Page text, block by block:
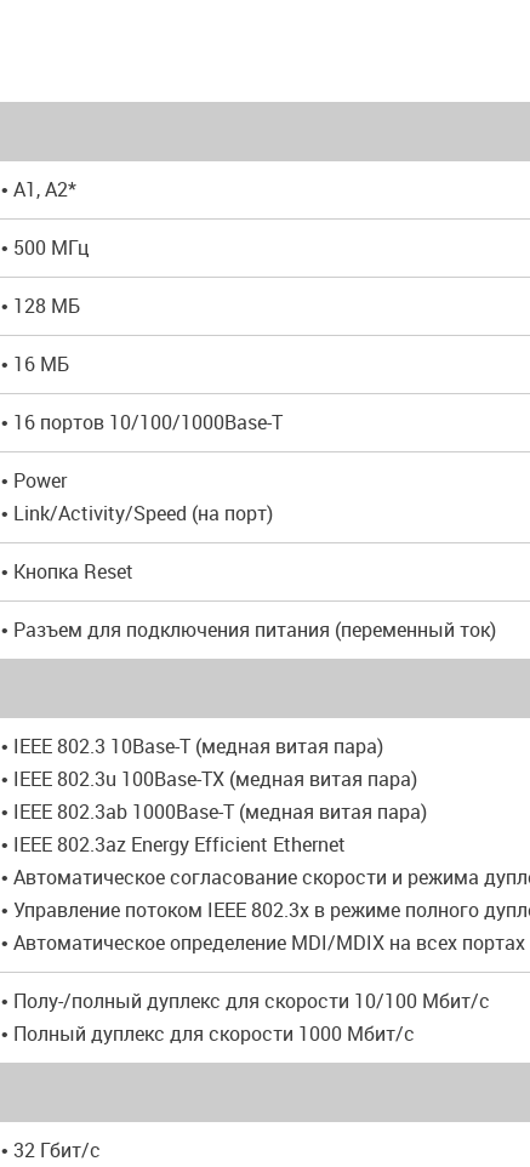
• A1, A2*
• 500 МГц
• 128 МБ
• 16 МБ
• 16 портов 10/100/1000Base-T
• Power
• Link/Activity/Speed (на порт)
• Кнопка Reset
• Разъем для подключения питания (переменный ток)
• IEEE 802.3 10Base-T (медная витая пара)
• IEEE 802.3u 100Base-TX (медная витая пара)
• IEEE 802.3ab 1000Base-T (медная витая пара)
• IEEE 802.3az Energy Efficient Ethernet
• Автоматическое согласование скорости и режима
• Управление потоком IEEE 802.3x в режиме полного
• Автоматическое определение MDI/MDIX на всех портах
• Полу-/полный дуплекс для скорости 10/100 Мбит/с
• Полный дуплекс для скорости 1000 Мбит/с
• 32 Гбит/с